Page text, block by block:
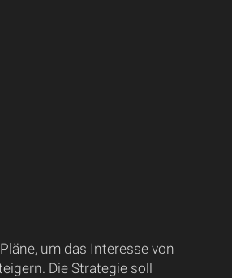
um das Interesse von
Die Strategie soll